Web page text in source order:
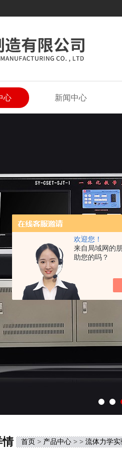
欢迎您！
来自局域网的
助您的吗？
心 新闻中心
情 首页>产品中心> >流体力学